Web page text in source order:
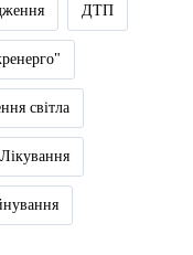
ДТП
світла
Лікування